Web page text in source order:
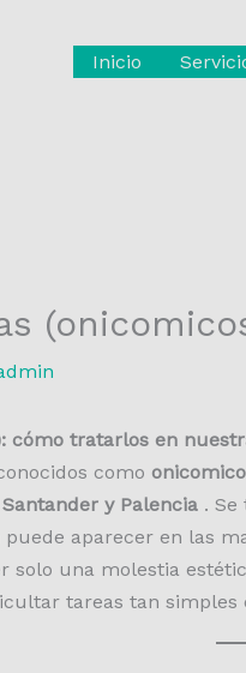
Inicio
cómo tratarlos en
como
y Palencia. Se
aparecer en las
una molestia
tareas tan simples